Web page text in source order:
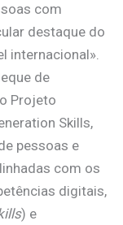
com
destaque do
internacional».
de
Projeto
Skills,
pessoas e
com os
digitais,
) e